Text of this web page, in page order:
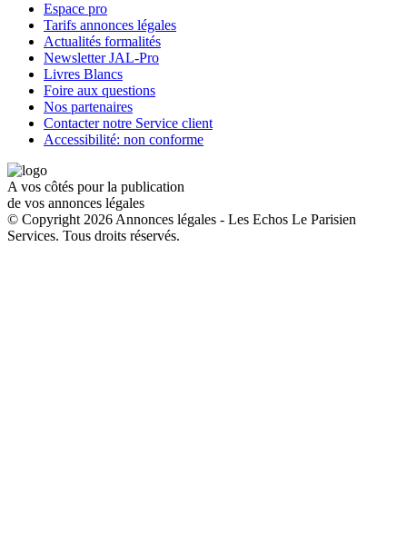
Espace pro
Tarifs annonces légales
Actualités formalités
Newsletter JAL-Pro
Livres Blancs
Foire aux questions
Nos partenaires
Contacter notre Service client
Accessibilité: non conforme
A vos côtés pour la publication
de vos annonces légales
© Copyright 2026 Annonces légales - Les Echos Le Parisien
Services. Tous droits réservés.